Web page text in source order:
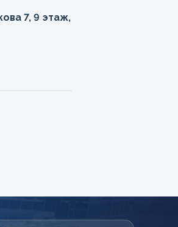
7, 9 этаж,